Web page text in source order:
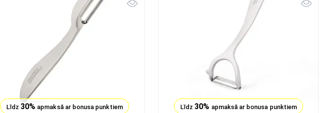
Līdz 30% apmaksā ar bonusa punktiem Līdz 30% apmaksā ar bonusa punktiem